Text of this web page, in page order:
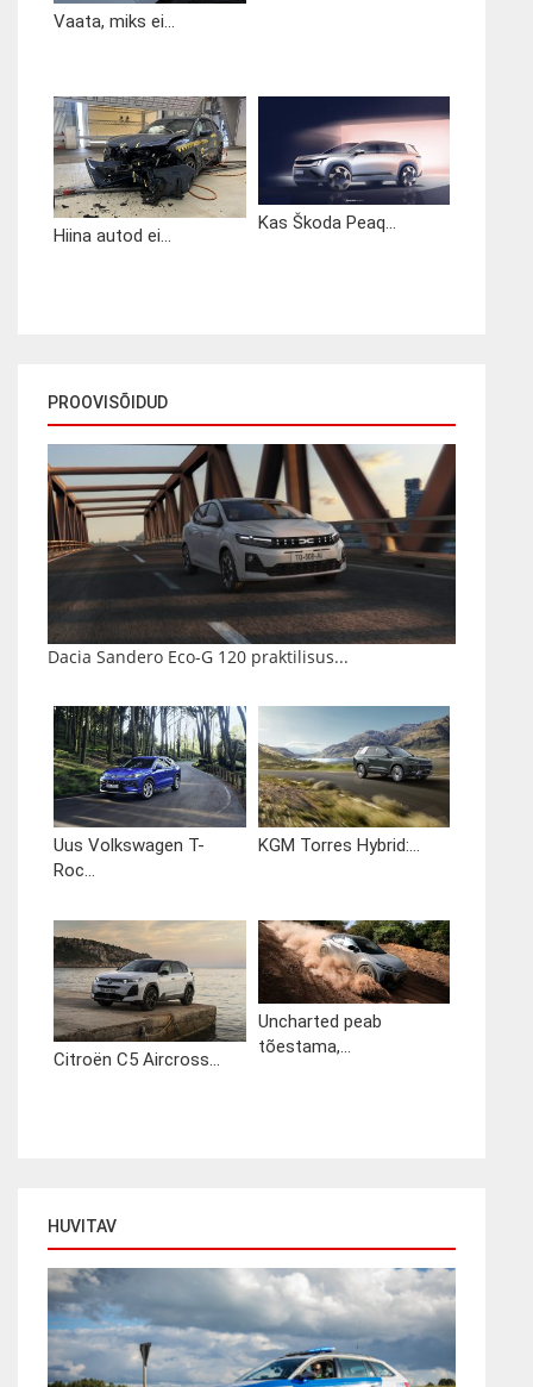
Vaata, miks ei...
Hiina autod ei...
Kas Škoda Peaq...
PROOVISÕIDUD
Dacia Sandero Eco-G 120 praktilisus...
Uus Volkswagen T-
Roc...
KGM Torres Hybrid:...
Citroën C5 Aircross...
Uncharted peab
tõestama,...
HUVITAV